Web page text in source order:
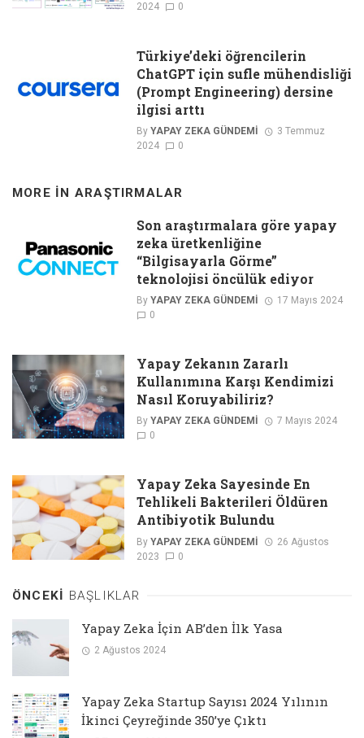
2024
0
Türkiye’deki öğrencilerin
ChatGPT için sufle mühendisliği
(Prompt Engineering) dersine
ilgisi arttı
By YAPAY ZEKA GÜNDEMI
3 Temmuz
2024
0
MORE IN ARAŞTIRMALAR
Son araştırmalara göre yapay
zeka üretkenliğine
“Bilgisayarla Görme”
teknolojisi öncülük ediyor
By YAPAY ZEKA GÜNDEMI
17 Mayıs 2024
0
Yapay Zekanın Zararlı
Kullanımına Karşı Kendimizi
Nasıl Koruyabiliriz?
By YAPAY ZEKA GÜNDEMI
7 Mayıs 2024
0
Yapay Zeka Sayesinde En
Tehlikeli Bakterileri Öldüren
Antibiyotik Bulundu
By YAPAY ZEKA GÜNDEMI
26 Ağustos
2023
0
ÖNCEKI BAŞLIKLAR
Yapay Zeka İçin AB’den İlk Yasa
2 Ağustos 2024
Yapay Zeka Startup Sayısı 2024 Yılının
İkinci Çeyreğinde 350’ye Çıktı